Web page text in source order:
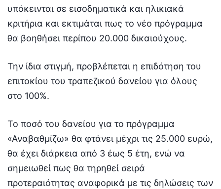
υπόκεινται σε εισοδηματικά και ηλικιακά
κριτήρια και εκτιμάται πως το νέο πρόγραμμα
θα βοηθήσει περίπου 20.000 δικαιούχους.
Την ίδια στιγμή, προβλέπεται η επιδότηση του
επιτοκίου του τραπεζικού δανείου για όλους
στο 100%.
Το ποσό του δανείου για το πρόγραμμα
«Αναβαθμίζω» θα φτάνει μέχρι τις 25.000 ευρώ,
θα έχει διάρκεια από 3 έως 5 έτη, ενώ να
σημειωθεί πως θα τηρηθεί σειρά
προτεραιότητας αναφορικά με τις δηλώσεις των